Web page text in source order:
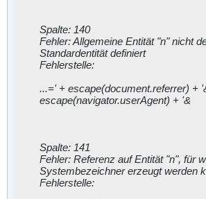
Spalte: 140
Fehler: Allgemeine Entität "n" nicht
Standardentität definiert
Fehlerstelle:
...=' + escape(document.referrer) +
escape(navigator.userAgent) + '&
Spalte: 141
Fehler: Referenz auf Entität "n", für
Systembezeichner erzeugt werden
Fehlerstelle: